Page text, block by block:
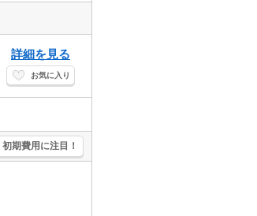
詳細を見る
お気に入り
初期費用に注目！